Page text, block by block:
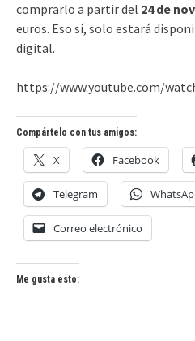
comprarlo a partir del 24 de
euros. Eso sí, solo estará
digital.
https://www.youtube.com/
Compártelo con tus amigos:
X Facebook
Telegram
Correo electrónico
Me gusta esto: